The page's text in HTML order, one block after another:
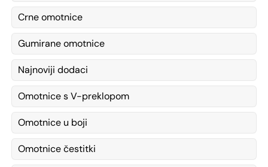
Crne omotnice
Gumirane omotnice
Najnoviji dodaci
Omotnice s V-preklopom
Omotnice u boji
Omotnice čestitki